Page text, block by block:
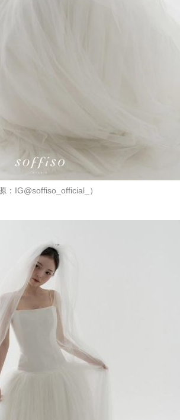
：IG@soffiso_official_）